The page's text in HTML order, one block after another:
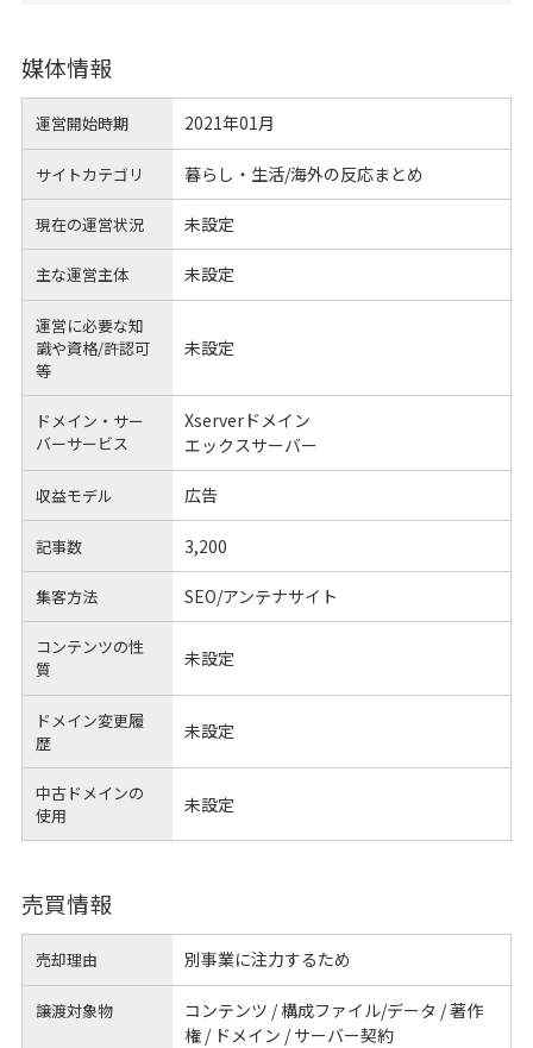
媒体情報
運営開始時期 2021年01月
サイトカテゴリ 暮らし・生活/海外の反応まとめ
現在の運営状況 未設定
主な運営主体 未設定
運営に必要な知
識や資格/許認可
等
未設定
ドメイン・サー
バーサービス
Xserverドメイン
エックスサーバー
収益モデル 広告
記事数 3,200
集客方法 SEO/アンテナサイト
コンテンツの性
質
未設定
ドメイン変更履
歴
未設定
中古ドメインの
使用
未設定
売買情報
売却理由 別事業に注力するため
譲渡対象物
コンテンツ / 構成ファイル/データ / 著作
権 / ドメイン / サーバー契約